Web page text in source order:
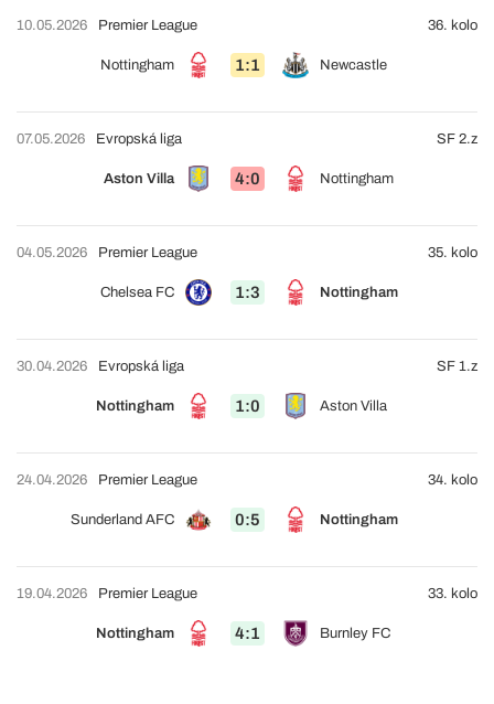
10.05.2026
Nottingham 1:1 Newcastle
Premier League 36. kolo
07.05.2026
Aston Villa 4:0 Nottingham
Evropská liga SF 2.z
04.05.2026
Chelsea FC 1:3 Nottingham
Premier League 35. kolo
30.04.2026
Nottingham 1:0 Aston Villa
Evropská liga SF 1.z
24.04.2026
Sunderland AFC 0:5 Nottingham
Premier League 34. kolo
19.04.2026
Nottingham 4:1 Burnley FC
Premier League 33. kolo